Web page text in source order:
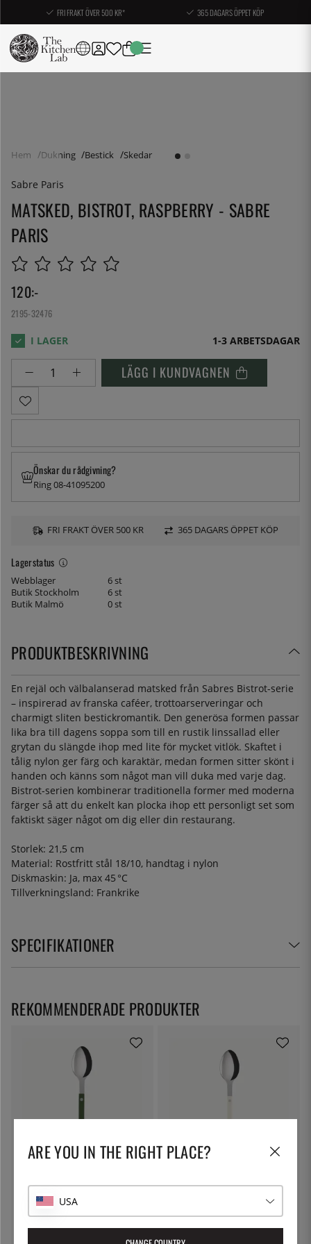
FRI FRAKT ÖVER 500 KR* 365 DAGARS ÖPPET KÖP
Hem Dukning Bestick Skedar
Sabre Paris
MATSKED, BISTROT, RASPBERRY - SABRE
PARIS
120:-
2195-32476
1-3 ARBETSDAGAR
LÄGG I KUNDVAGNEN
Lagerstatus
Webblager
6 st
Butik Stockholm
6 st
Butik Malmö
0 st
Önskar du rådgivning?
Ring 08-41095200
FRI FRAKT ÖVER 500 KR 365 DAGARS ÖPPET KÖP
PRODUKTBESKRIVNING
En rejäl och välbalanserad matsked från Sabres Bistrot-serie
– inspirerad av franska caféer, trottoarserveringar och
charmigt sliten bestickromantik. Den generösa formen passar
lika bra till dagens soppa som till en rustik linssallad eller
grytan du slängde ihop med lite för mycket vitlök. Skaftet i
tålig nylon ger färg och karaktär, medan formen sitter skönt i
handen och känns som något man vill duka med varje dag.
Bistrot-serien kombinerar traditionella former med moderna
färger så att du enkelt kan plocka ihop ett personligt set som
faktiskt säger något om dig eller din restaurang.
Storlek: 21,5 cm
Material: Rostfritt stål 18/10, handtag i nylon
Diskmaskin: Ja, max 45 °C
Tillverkningsland: Frankrike
SPECIFIKATIONER
Paris
120:- 120:-
REKOMMENDERADE PRODUKTER
ARE YOU IN THE RIGHT PLACE?
USA